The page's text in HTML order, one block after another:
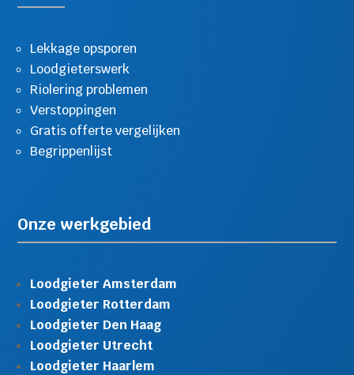
Lekkage opsporen
Loodgieterswerk
Riolering problemen
Verstoppingen
Gratis offerte vergelijken
Begrippenlijst
Onze werkgebied
Loodgieter Amsterdam
Loodgieter Rotterdam
Loodgieter Den Haag
Loodgieter Utrecht
Loodgieter Haarlem